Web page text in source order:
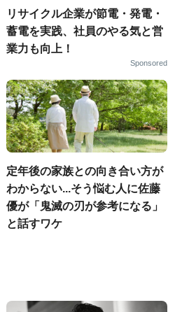
リサイクル企業が節電・発電・
蓄電を実践、社員のやる気と営
業力も向上！
Sponsored
定年後の家族との向き合い方が
わからない...そう悩む人に佐藤
優が「鬼滅の刃が参考になる」
と話すワケ